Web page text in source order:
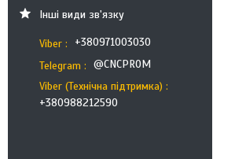
Інші види зв'язку
Viber
+380971003030
Telegram
@CNCPROM
Viber (Технічна підтримка)
+380988212590